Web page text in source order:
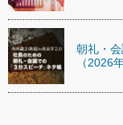
朝礼・
（2026